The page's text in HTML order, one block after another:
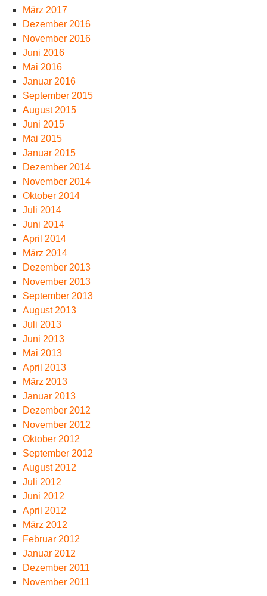
März 2017
Dezember 2016
November 2016
Juni 2016
Mai 2016
Januar 2016
September 2015
August 2015
Juni 2015
Mai 2015
Januar 2015
Dezember 2014
November 2014
Oktober 2014
Juli 2014
Juni 2014
April 2014
März 2014
Dezember 2013
November 2013
September 2013
August 2013
Juli 2013
Juni 2013
Mai 2013
April 2013
März 2013
Januar 2013
Dezember 2012
November 2012
Oktober 2012
September 2012
August 2012
Juli 2012
Juni 2012
April 2012
März 2012
Februar 2012
Januar 2012
Dezember 2011
November 2011